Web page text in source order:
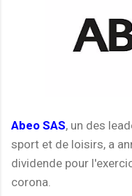
Abeo SAS, un des
sport et de loisirs, a
dividende pour
corona.